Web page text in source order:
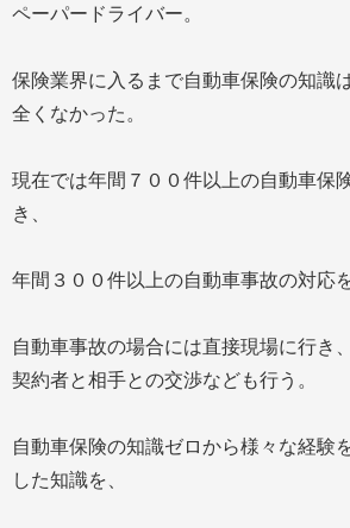
ペーパードライバー。
保険業界に入るまで自動車保険の知識
全くなかった。
現在では年間７００件以上の自動車保
き、
年間３００件以上の自動車事故の対応
自動車事故の場合には直接現場に行き、
契約者と相手との交渉なども行う。
自動車保険の知識ゼロから様々な経験
した知識を、